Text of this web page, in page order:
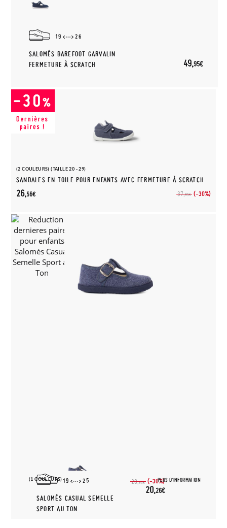
19 26
SALOMÉS BAREFOOT GARVALIN
FERMETURE À SCRATCH
49,95€
(2 COULEURS) (TAILLE 20 - 29)
SANDALES EN TOILE POUR ENFANTS AVEC FERMETURE À SCRATCH
37,95€ (-30%)
26,56€
(1 COULEURS) PLUS D'INFORMATION
19 25
SALOMÉS CASUAL SEMELLE
SPORT AU TON
28,95€ (-30%)
20,26€